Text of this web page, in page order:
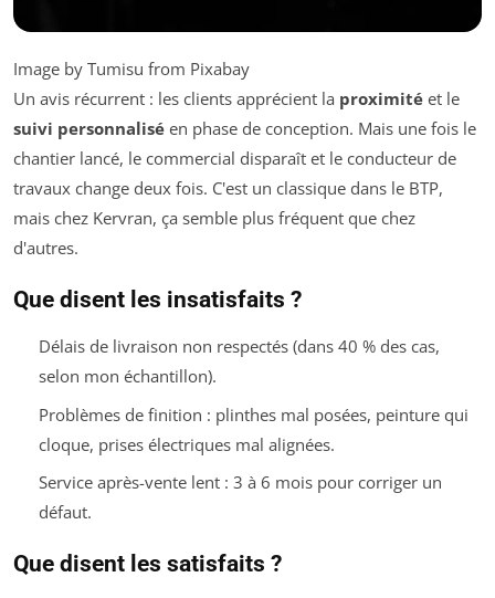
Image by Tumisu from Pixabay
Un avis récurrent : les clients apprécient la proximité et le
suivi personnalisé en phase de conception. Mais une fois le
chantier lancé, le commercial disparaît et le conducteur de
travaux change deux fois. C'est un classique dans le BTP,
mais chez Kervran, ça semble plus fréquent que chez
d'autres.
Que disent les insatisfaits ?
Délais de livraison non respectés (dans 40 % des cas,
selon mon échantillon).
Problèmes de finition : plinthes mal posées, peinture qui
cloque, prises électriques mal alignées.
Service après-vente lent : 3 à 6 mois pour corriger un
défaut.
Que disent les satisfaits ?